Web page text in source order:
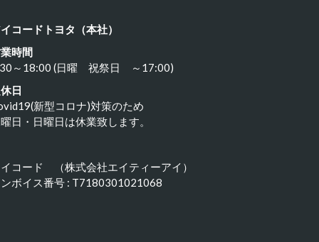
コードトヨタ（本社）
時間
～18:00 (日曜 祝祭日 ～17:00)
日
新型コロナ)対策のため
日・日曜日は休業致します。
コード （株式会社エイティーアイ）
ボイス番号 : T7180301021068